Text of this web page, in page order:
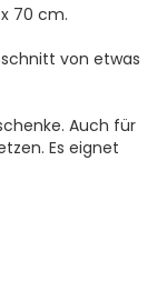
70 cm.
von etwas
Auch für
Es eignet